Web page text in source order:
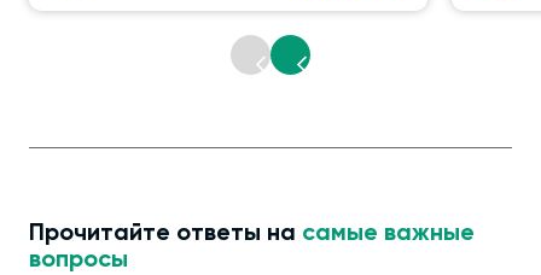
Прочитайте ответы на самые важные
вопросы